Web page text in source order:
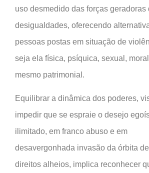
uso desmedido das forças geradoras
desigualdades, oferecendo
pessoas postas em situação de
seja ela física, psíquica, sexual,
mesmo patrimonial.
Equilibrar a dinâmica dos poderes,
impedir que se espraie o desejo
ilimitado, em franco abuso e em
desavergonhada invasão da órbita de
direitos alheios, implica reconhecer